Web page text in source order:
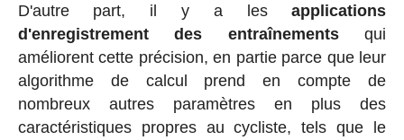
D'autre part, il y a lesapplications
d'enregistrement des entraînementsqui
améliorent cette précision, en partie parce que leur
algorithme de calcul prend en compte de
nombreux autres paramètres en plus des
caractéristiques propres au cycliste, tels que le